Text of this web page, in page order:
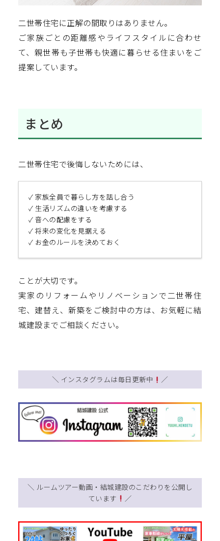
二世帯住宅に正解の間取りはありません。
ご家族ごとの距離感やライフスタイルに合わせ
て、親世帯も子世帯も快適に暮らせる住まいをご
提案しています。
まとめ
二世帯住宅で後悔しないためには、
✓ 家族全員で暮らし方を話し合う
✓ 生活リズムの違いを考慮する
✓ 音への配慮をする
✓ 将来の変化を見据える
✓ お金のルールを決めておく
ことが大切です。
実家のリフォームやリノベーションで二世帯住
宅、建替え、新築をご検討中の方は、お気軽に結
城建設までご相談ください。
＼ インスタグラムは毎日更新中 ／
＼ ルームツアー動画・結城建設のこだわりを公開し
ています
／